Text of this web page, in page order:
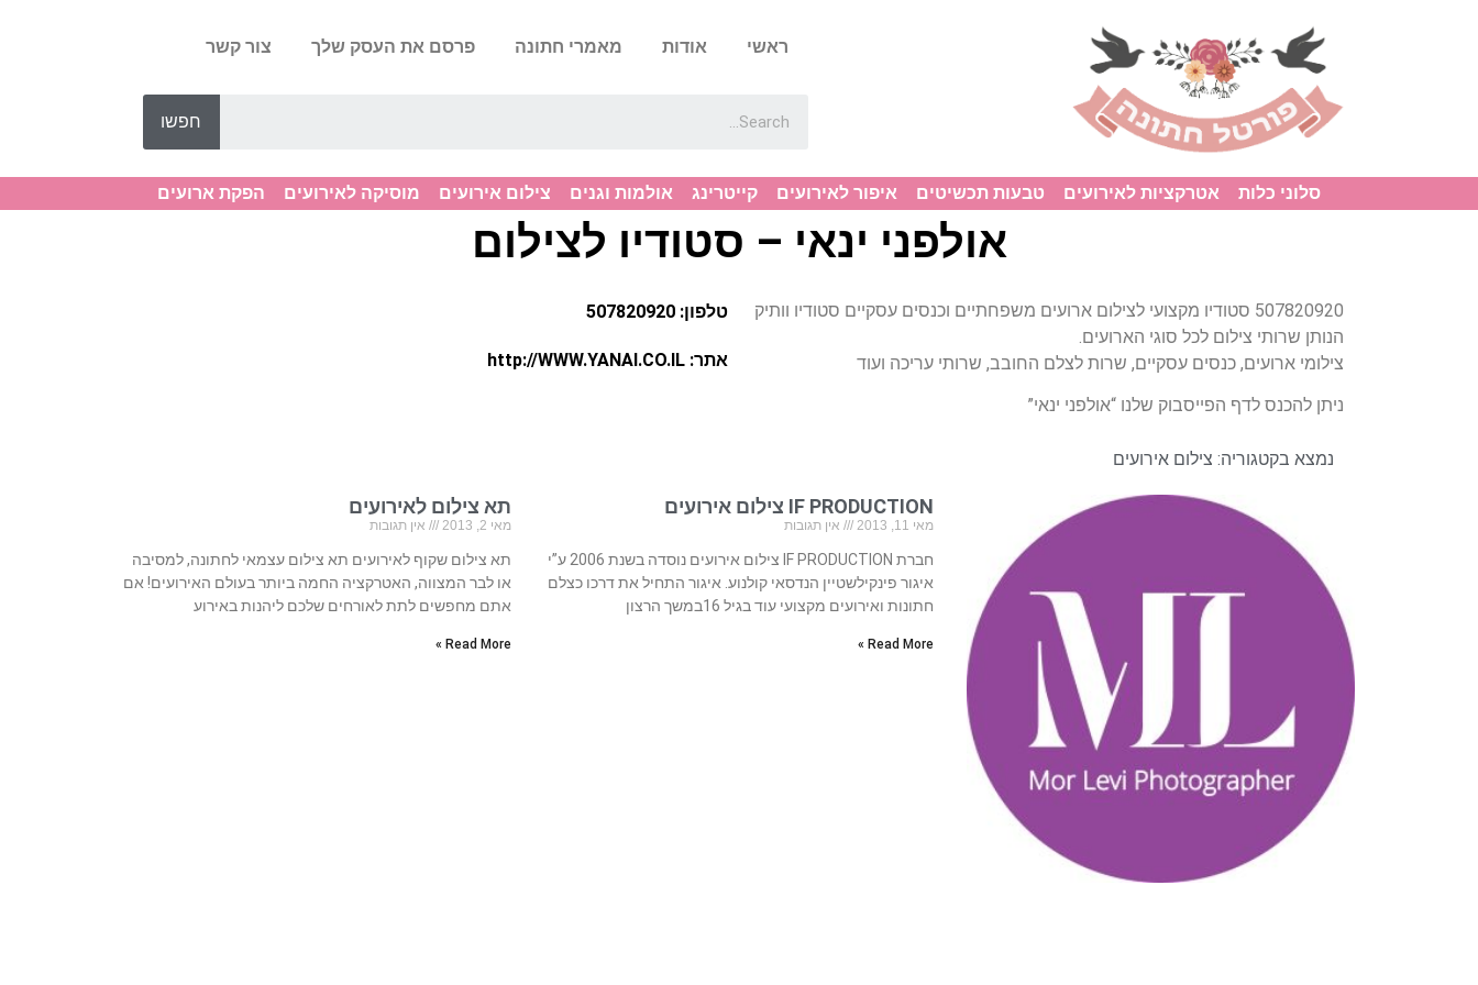
ראשי אודות מאמרי חתונה פרסם את העסק שלך צור קשר
חפשו
סלוני כלות אטרקציות לאירועים טבעות תכשיטים איפור לאירועים קייטרינג אולמות וגנים צילום אירועים מוסיקה לאירועים הפקת ארועים
אולפני ינאי – סטודיו לצילום
507820920 סטודיו מקצועי לצילום ארועים משפחתיים וכנסים עסקיים סטודיו וותיק
הנותן שרותי צילום לכל סוגי הארועים.
צילומי ארועים, כנסים עסקיים, שרות לצלם החובב, שרותי עריכה ועוד
ניתן להכנס לדף הפייסבוק שלנו “אולפני ינאי”
טלפון: 507820920
אתר: http://WWW.YANAI.CO.IL
נמצא בקטגוריה: צילום אירועים
IF PRODUCTION צילום אירועים
מאי 11, 2013 אין תגובות
חברת IF PRODUCTION צילום אירועים נוסדה בשנת 2006 ע”י
איגור פינקילשטיין הנדסאי קולנוע.​​​​ איגור התחיל את דרכו כצלם
חתונות ואירועים מקצועי עוד בגיל 16במשך הרצון
Read More »
תא צילום לאירועים
מאי 2, 2013 אין תגובות
תא צילום שקוף לאירועים תא צילום עצמאי לחתונה, למסיבה
או לבר המצווה, האטרקציה החמה ביותר בעולם האירועים! אם
אתם מחפשים לתת לאורחים שלכם ליהנות באירוע
Read More »